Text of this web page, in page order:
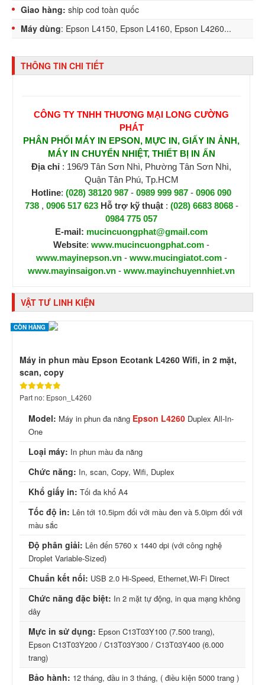
Giao hàng: ship cod toàn quốc
Máy dùng: Epson L4150, Epson L4160, Epson L4260...
THÔNG TIN CHI TIẾT
CÔNG TY TNHH THƯƠNG MẠI LONG CƯỜNG
PHÁT
PHÂN PHỐI MÁY IN EPSON, MỰC IN, GIẤY IN ẢNH,
MÁY IN CHUYỂN NHIỆT, THIẾT BỊ IN ẤN
Địa chỉ : 196/9 Tân Sơn Nhì, Phường Tân Sơn Nhì,
Quận Tân Phú, Tp.HCM
Hotline: (028) 38120 987 - 0989 999 987 - 0906 090
738, 0906 517 623 Hỗ trợ kỹ thuật : (028) 6683 8068-
0984 775 057
E-mail: mucincuongphat@gmail.com
Website: www.mucincuongphat.com -
www.mayinepson.vn- www.mucingiatot.com-
www.mayinsaigon.vn - www.mayinchuyennhiet.vn
VẬT TƯ LINH KIỆN
CÒN HÀNG
Máy in phun màu Epson Ecotank L4260 Wifi, in 2 mặt,
scan, copy
Part no: Epson_L4260
Model: Máy in phun đa năng Epson L4260 Duplex All-In-
One
Loại máy: In phun màu đa năng
Chức năng: In, scan, Copy, Wifi, Duplex
Khổ giấy in: Tối đa khổ A4
Tốc độ in: Lên tới 10.5ipm đối với màu đen và 5.0ipm đối với
màu sắc
Độ phân giải: Lên đến 5760 x 1440 dpi (với công nghệ
Droplet Variable-Sized)
Chuẩn kết nối: USB 2.0 Hi-Speed, Ethernet,Wi-Fi Direct
Chức năng đặc biệt: In 2 mặt tự động, in qua mạng không
dây
Mực in sử dụng: Epson C13T03Y100 (7.500 trang),
Epson C13T03Y200 / C13T03Y300 / C13T03Y400 (6.000
trang)
Bảo hành: 12 tháng, đầu in 3 tháng, ( điều kiện 5000 trang )